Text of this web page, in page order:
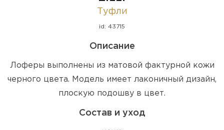
Туфли
id: 43715
Описание
Лоферы выполнены из матовой фактурной кожи
черного цвета. Модель имеет лаконичный дизайн,
плоскую подошву в цвет.
Состав и уход